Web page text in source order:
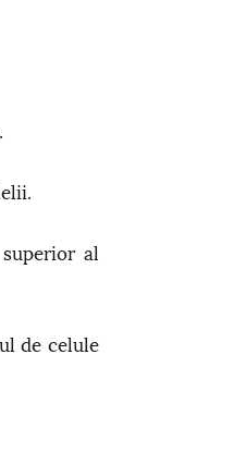
al
de celule